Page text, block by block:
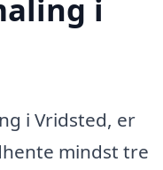
i
i Vridsted, er
mindst tre